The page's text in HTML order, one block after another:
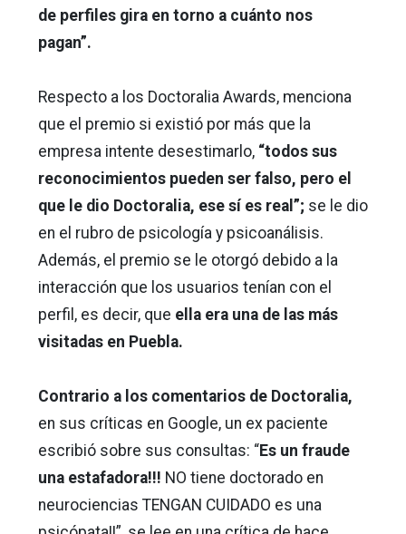
de perfiles gira en torno a cuánto nos
pagan”.
Respecto a los Doctoralia Awards, menciona
que el premio si existió por más que la
empresa intente desestimarlo, “todos sus
reconocimientos pueden ser falso, pero el
que le dio Doctoralia, ese sí es real”; se le dio
en el rubro de psicología y psicoanálisis.
Además, el premio se le otorgó debido a la
interacción que los usuarios tenían con el
perfil, es decir, que ella era una de las más
visitadas en Puebla.
Contrario a los comentarios de Doctoralia,
en sus críticas en Google, un ex paciente
escribió sobre sus consultas: “Es un fraude
una estafadora!!! NO tiene doctorado en
neurociencias TENGAN CUIDADO es una